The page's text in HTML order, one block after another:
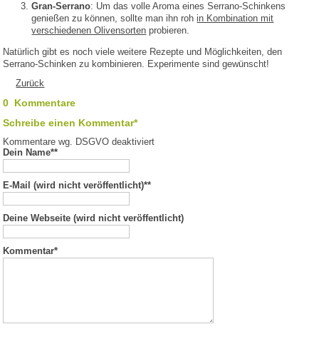
Gran-Serrano: Um das volle Aroma eines Serrano-Schinkens
genießen zu können, sollte man ihn rohin Kombination mit
verschiedenen Olivensorten probieren.
Natürlich gibt es noch viele weitere Rezepte und Möglichkeiten, den
Serrano-Schinken zu kombinieren. Experimente sind gewünscht!
Zurück
0 Kommentare
Schreibe einen Kommentar*
Kommentare wg. DSGVO deaktiviert
Dein Name**
E-Mail (wird nicht veröffentlicht)**
Deine Webseite (wird nicht veröffentlicht)
Kommentar*